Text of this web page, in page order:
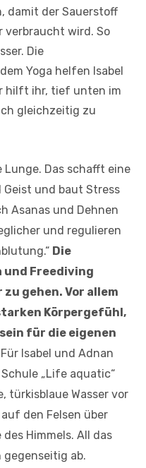
damit der Sauerstoff
verbraucht wird. So
Die
Yoga helfen Isabel
hilft ihr, tief unten im
gleichzeitig zu
Lunge. Das schafft eine
Geist und baut Stress
Asanas und Dehnen
und regulieren
Die
und Freediving
gehen. Vor allem
Körpergefühl,
für die eigenen
Für Isabel und Adnan
„Life aquatic“
türkisblaue Wasser vor
den Felsen über
des Himmels. All das
ab.